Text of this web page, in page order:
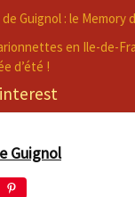
Guignol : le Memory
en Ile-de-
d’été !
Guignol